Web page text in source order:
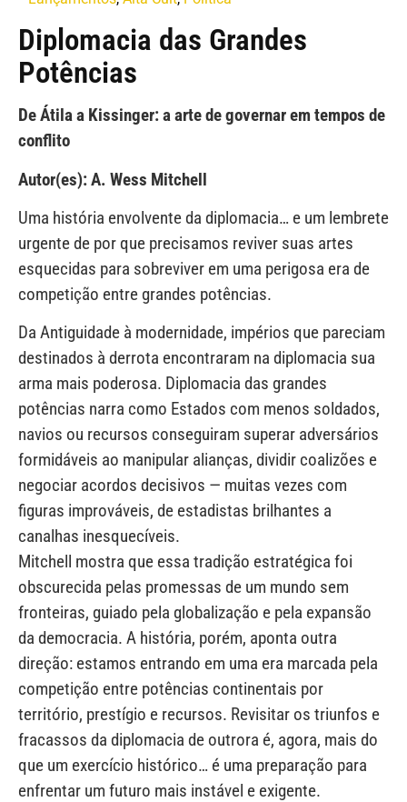
Diplomacia das Grandes
Potências
De Átila a Kissinger: a arte de governar em tempos de
conflito
Autor(es): A. Wess Mitchell
Uma história envolvente da diplomacia… e um lembrete
urgente de por que precisamos reviver suas artes
esquecidas para sobreviver em uma perigosa era de
competição entre grandes potências.
Da Antiguidade à modernidade, impérios que pareciam
destinados à derrota encontraram na diplomacia sua
arma mais poderosa. Diplomacia das grandes
potências narra como Estados com menos soldados,
navios ou recursos conseguiram superar adversários
formidáveis ao manipular alianças, dividir coalizões e
negociar acordos decisivos — muitas vezes com
figuras improváveis, de estadistas brilhantes a
canalhas inesquecíveis.
Mitchell mostra que essa tradição estratégica foi
obscurecida pelas promessas de um mundo sem
fronteiras, guiado pela globalização e pela expansão
da democracia. A história, porém, aponta outra
direção: estamos entrando em uma era marcada pela
competição entre potências continentais por
território, prestígio e recursos. Revisitar os triunfos e
fracassos da diplomacia de outrora é, agora, mais do
que um exercício histórico… é uma preparação para
enfrentar um futuro mais instável e exigente.